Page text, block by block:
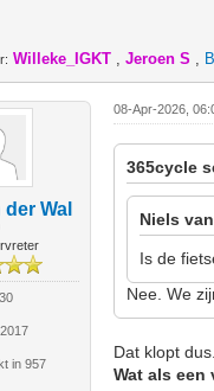
Willeke_IGKT ,Jeroen S ,
Wal
in 957
08-Apr-2026,
365cycle
Niels
Is de
Nee. We
Dat klopt
Wat als